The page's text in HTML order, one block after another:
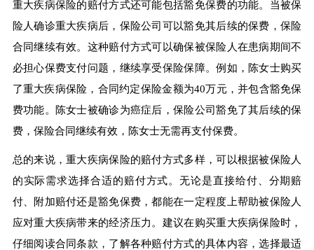
重大疾病保险的赔付方式还可能包括豁免保费的功能。当被保
险人确诊重大疾病后，保险公司可以豁免其后续的保费，保险
合同继续有效。这种赔付方式可以确保被保险人在患病期间不
必担心保费支付问题，继续享受保险保障。例如，陈女士购买
了重大疾病保险，合同约定保险金额为40万元，并包含豁免保
费功能。陈女士被确诊为癌症后，保险公司豁免了其后续的保
费，保险合同继续有效，陈女士无需再支付保费。
总的来说，重大疾病保险的赔付方式多样，可以根据被保险人
的实际需求选择合适的赔付方式。无论是直接给付、分期赔
付、附加赔付还是豁免保费，都能在一定程度上帮助被保险人
应对重大疾病带来的经济压力。建议在购买重大疾病保险时，
仔细阅读合同条款，了解各种赔付方式的具体内容，选择最适